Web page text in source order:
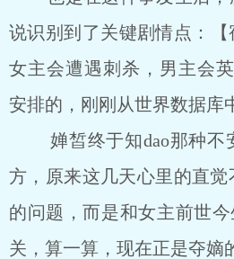
说识别到了关键剧情点：【
女主会遭遇刺杀，男主会
安排的，刚刚从世界数据库
婵皙终于知dao那种不
方，原来这几天心里的直
的问题，而是和女主前世今
关，算一算，现在正是夺嫡